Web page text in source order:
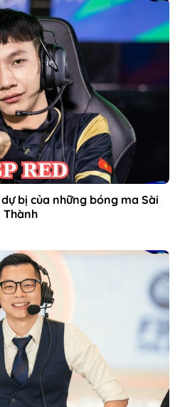
dự bị của những bóng ma Sài
Thành